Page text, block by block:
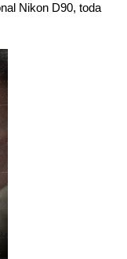
Nikon D90, toda